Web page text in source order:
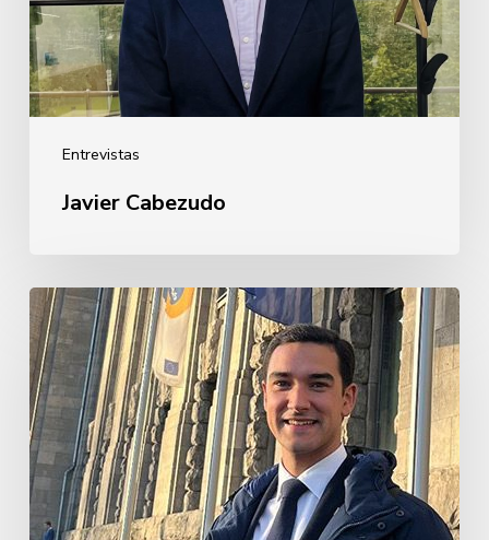
Entrevistas
Javier Cabezudo
Guillermo
Rebollo
de
Garay